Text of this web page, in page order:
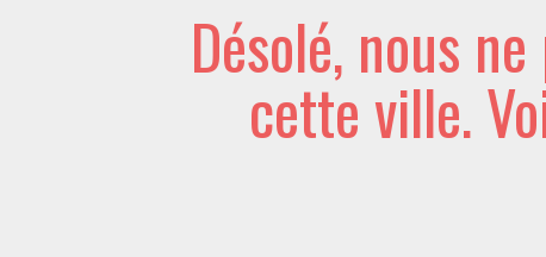
Désolé, nous
cette ville.